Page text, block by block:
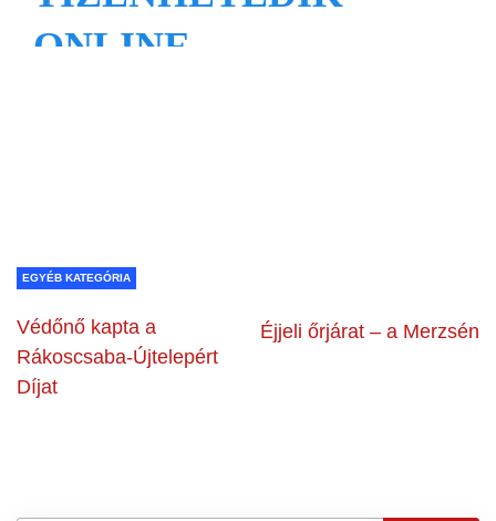
EGYÉB KATEGÓRIA
Védőnő kapta a
Rákoscsaba-Újtelepért
Díjat
Éjjeli őrjárat – a Merzsén